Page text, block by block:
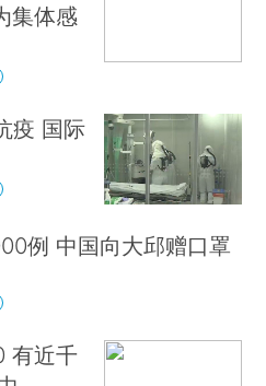
集体感
疫 国际
例 中国向大邱赠口罩
有近千